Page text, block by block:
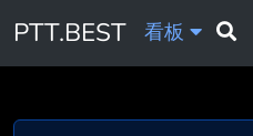
PTT.BEST 看板